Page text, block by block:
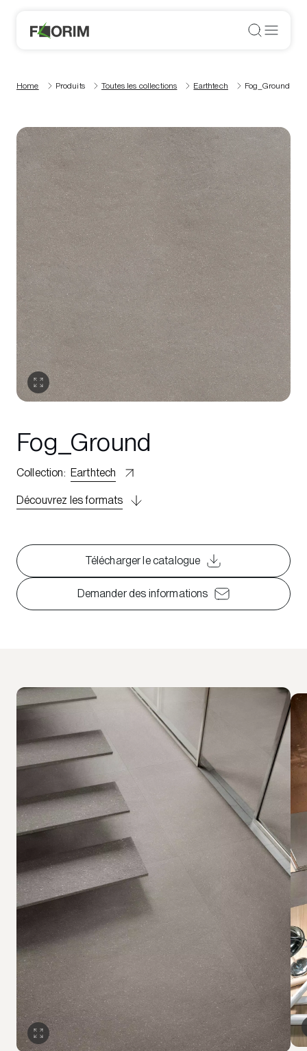
Home Produits Toutes les collections Earthtech Fog_Ground
Fog_Ground
Collection: Earthtech
Découvrez les formats
Télécharger le catalogue
Demander des informations